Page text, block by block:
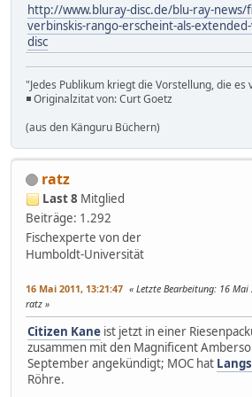
http://www.bluray-disc.de/blu-ray-
verbinskis-rango-erscheint-als-
disc
"Jedes Publikum kriegt die Vorstellung, die
◾ Originalzitat von: Curt Goetz
(aus den Känguru Büchern)
ratz
Last 8 Mitglied
Beiträge: 1.292
Fischexperte von der
Humboldt-Universität
16 Mai 2011, 13:21:47 Letzte Bearbeitung: 16 Mai
ratz
Citizen Kane ist jetzt in einer
zusammen mit den Magnificent
September angekündigt; MOC hat
Röhre.